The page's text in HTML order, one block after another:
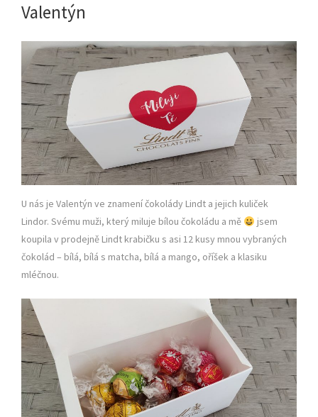
Valentýn
U nás je Valentýn ve znamení čokolády Lindt a jejich kuliček
Lindor. Svému muži, který miluje bílou čokoládu a mě
jsem
koupila v prodejně Lindt krabičku s asi 12 kusy mnou vybraných
čokolád – bílá, bílá s matcha, bílá a mango, oříšek a klasiku
mléčnou.